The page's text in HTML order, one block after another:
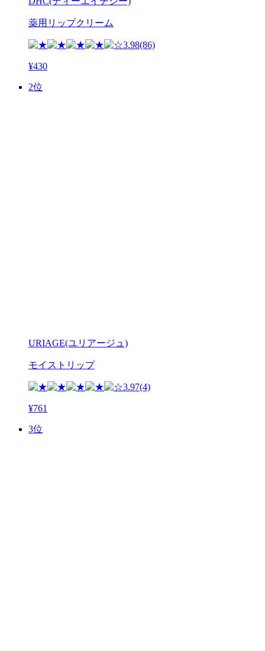
薬用リップクリーム
3.98(86)
¥430
2位
URIAGE(ユリアージュ)
モイストリップ
3.97(4)
¥761
3位